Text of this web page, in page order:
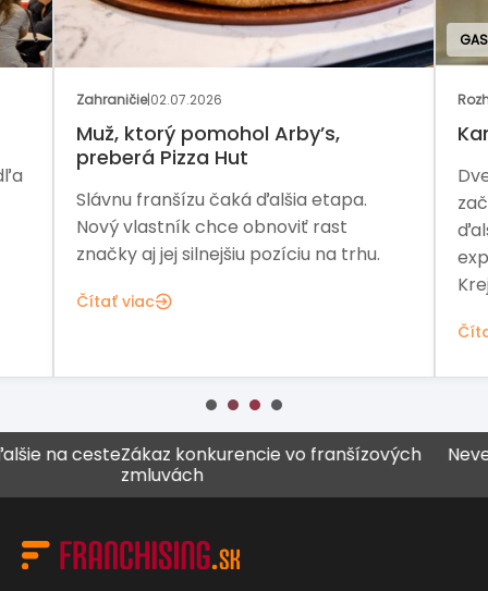
Zahraničie|02.07.2026
Muž, ktorý pomohol Arby’s,
preberá Pizza Hut
Slávnu franšízu čaká ďalšia etapa.
Nový vlastník chce obnoviť rast
značky aj jej silnejšiu pozíciu na trhu.
Čítať viac
na cesteZákaz konkurencie vo franšízových
zmluvách
Never